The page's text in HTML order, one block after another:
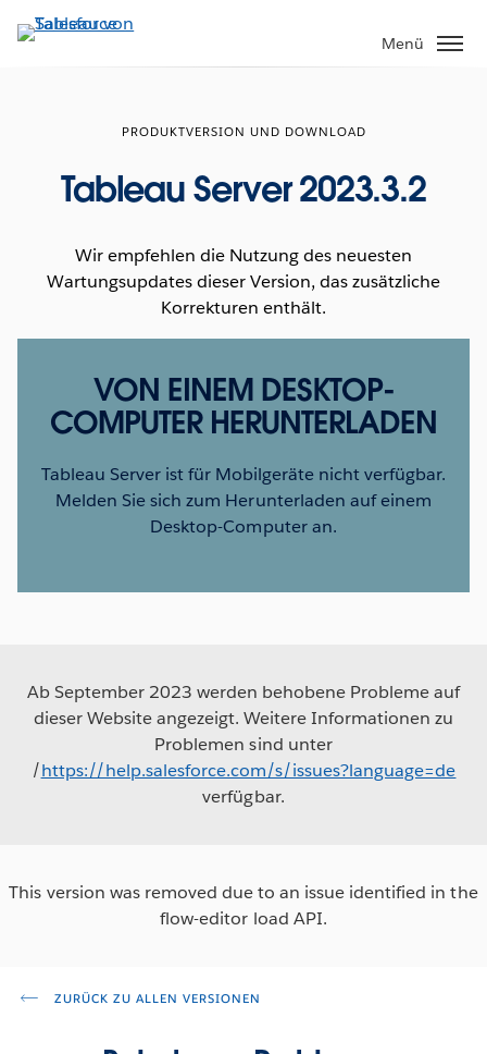
Direkt
zum
Menü
PRODUKTVERSION UND DOWNLOAD
Tableau Server 2023.3.2
Wir empfehlen die Nutzung des neuesten
Wartungsupdates dieser Version, das zusätzliche
Korrekturen enthält.
VON EINEM DESKTOP-
COMPUTER HERUNTERLADEN
Tableau Server ist für Mobilgeräte nicht verfügbar.
Melden Sie sich zum Herunterladen auf einem
Desktop-Computer an.
Ab September 2023 werden behobene Probleme auf
dieser Website angezeigt. Weitere Informationen zu
Problemen sind unter
/https://help.salesforce.com/s/issues?language=de
verfügbar.
This version was removed due to an issue identified in the
flow-editor load API.
ZURÜCK ZU ALLEN VERSIONEN